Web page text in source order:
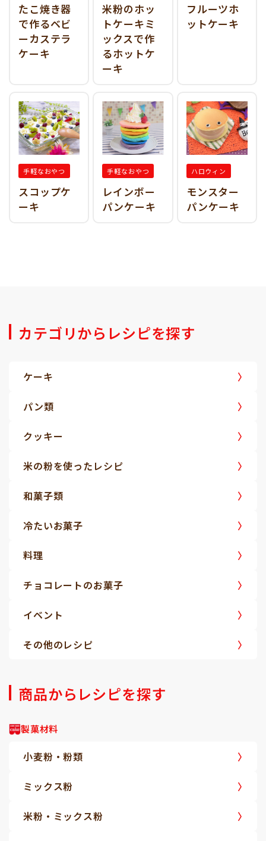
たこ焼き器
で作るベビ
ーカステラ
ケーキ
米粉のホッ
トケーキミ
ックスで作
るホットケ
ーキ
フルーツホ
ットケーキ
手軽なおやつ
スコップケ
ーキ
手軽なおやつ
レインボー
パンケーキ
ハロウィン
モンスター
パンケーキ
カテゴリからレシピを探す
ケーキ
パン類
クッキー
米の粉を使ったレシピ
和菓子類
冷たいお菓子
料理
チョコレートのお菓子
イベント
その他のレシピ
商品からレシピを探す
製菓材料
小麦粉・粉類
ミックス粉
米粉・ミックス粉